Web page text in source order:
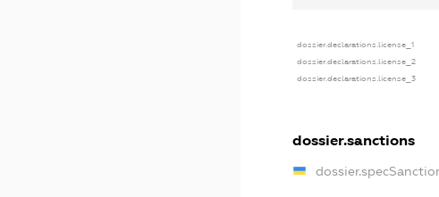
dossier.declarations.license_1
dossier.declarations.license_2
dossier.declarations.license_3
dossier.sanctions